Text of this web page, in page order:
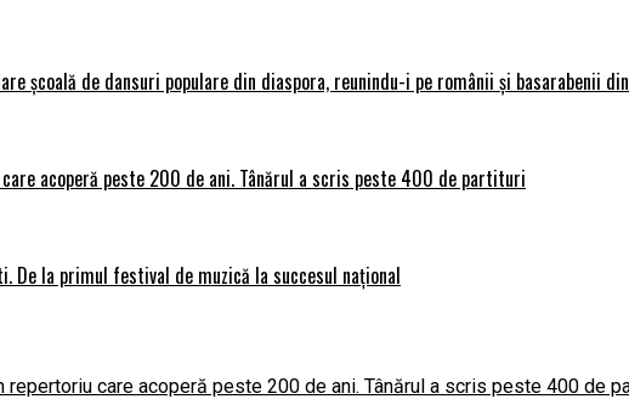
școală de dansuri populare din diaspora, reunindu-i pe românii și basarabenii
acoperă peste 200 de ani. Tânărul a scris peste 400 de partituri
De la primul festival de muzică la succesul național
care acoperă peste 200 de ani. Tânărul a scris peste 400 de